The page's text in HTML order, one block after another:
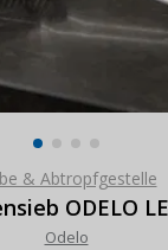
& Abtropfgestelle
ODELO
Odelo